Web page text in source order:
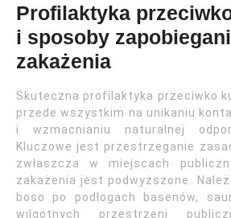
Profilaktyka
i sposoby
zakażenia
Skuteczna profilaktyka przeciwko
przede wszystkim na unikaniu
i wzmacnianiu naturalnej
Kluczowe jest przestrzeganie
zwłaszcza w miejscach
zakażenia jest podwyższone.
boso po podłogach basenów,
wilgotnych przestrzeni